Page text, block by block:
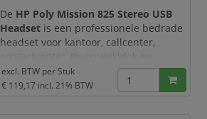
De HP Poly Mission 825 Stereo USB
Headset is een professionele bedrade
headset voor kantoor, callcenter,
hybride werken. Deze hoogwaardige
USB-headsetis ontworpen voor
excl. BTW per Stuk
€ 119,17 incl. 21% BTW